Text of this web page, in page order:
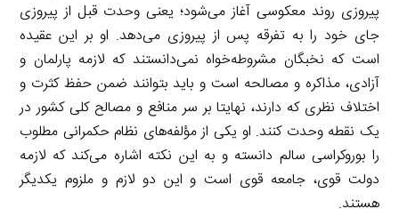
پیروزی روند معکوسی آغاز می‌شود؛ یعنی وحدت قبل از پیروزی
جای خود را به تفرقه پس از پیروزی می‌دهد. او بر این عقیده
است که نخبگان مشروطه‌خواه نمی‌دانستند که لازمه پارلمان و
آزادی، مذاکره و مصالحه است و باید بتوانند ضمن حفظ کثرت و
اختلاف نظری که دارند، نهایتا بر سر منافع و مصالح کلی کشور در
یک نقطه وحدت کنند. او یکی از مؤلفه‌های نظام حکمرانی مطلوب
را بوروکراسی سالم دانسته و به این نکته اشاره می‌کند که لازمه
دولت قوی، جامعه قوی است و این دو لازم و ملزوم یکدیگر
هستند.